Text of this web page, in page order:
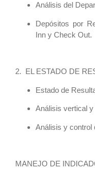
Análisis del
Depósitos por
Inn y Check Out.
2. EL ESTADO DE
Estado de
Análisis vertical y
Análisis y control
MANEJO DE